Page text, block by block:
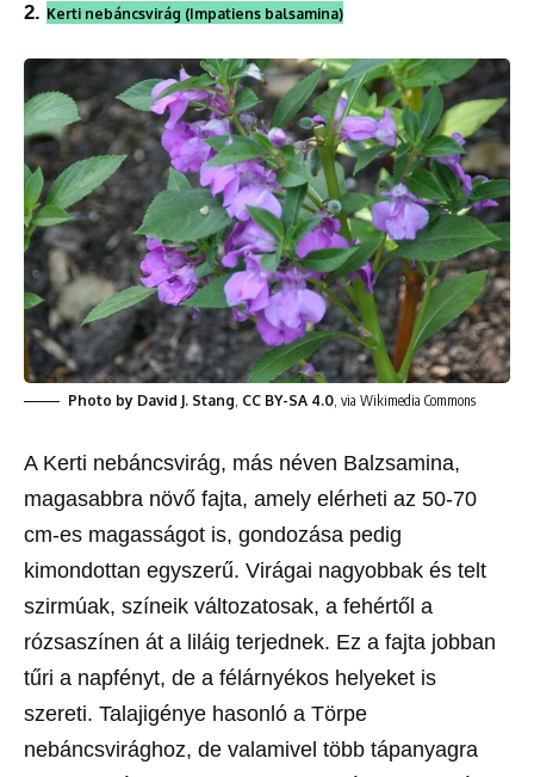
2. Kerti nebáncsvirág (Impatiens balsamina)
Photo by David J. Stang, CC BY-SA 4.0, via Wikimedia Commons
A Kerti nebáncsvirág, más néven Balzsamina,
magasabbra növő fajta, amely elérheti az 50-70
cm-es magasságot is, gondozása pedig
kimondottan egyszerű. Virágai nagyobbak és telt
szirmúak, színeik változatosak, a fehértől a
rózsaszínen át a liláig terjednek. Ez a fajta jobban
tűri a napfényt, de a félárnyékos helyeket is
szereti. Talajigénye hasonló a Törpe
nebáncsvirághoz, de valamivel több tápanyagra